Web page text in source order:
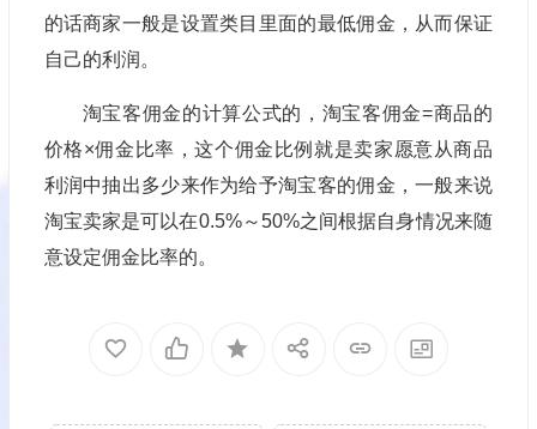
的话商家一般是设置类目里面的最低佣金，从而保证
自己的利润。
淘宝客佣金的计算公式的，淘宝客佣金=商品的
价格×佣金比率，这个佣金比例就是卖家愿意从商品
利润中抽出多少来作为给予淘宝客的佣金，一般来说
淘宝卖家是可以在0.5%～50%之间根据自身情况来随
意设定佣金比率的。